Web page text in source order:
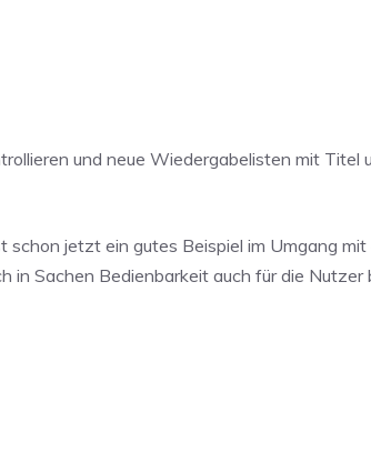
und neue Wiedergabelisten mit Titel
jetzt ein gutes Beispiel im Umgang
in Sachen Bedienbarkeit auch für die Nutzer